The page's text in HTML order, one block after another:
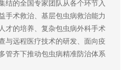
结的全国专家团队从各个环节入
手术救治、基层包虫病救治能力
才的培养、复杂包虫病外科手术
与远程医疗技术的研发、面向疫
齐下推动包虫病精准防治体系